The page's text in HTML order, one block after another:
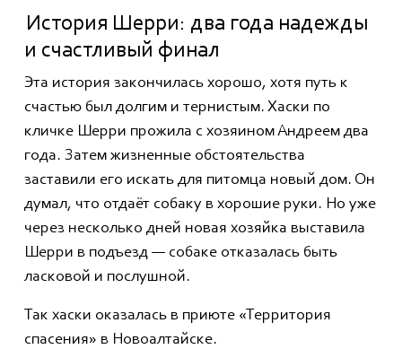
История Шерри: два года надежды
и счастливый финал
Эта история закончилась хорошо, хотя путь к
счастью был долгим и тернистым. Хаски по
кличке Шерри прожила с хозяином Андреем два
года. Затем жизненные обстоятельства
заставили его искать для питомца новый дом. Он
думал, что отдаёт собаку в хорошие руки. Но уже
через несколько дней новая хозяйка выставила
Шерри в подъезд — собаке отказалась быть
ласковой и послушной.
Так хаски оказалась в приюте «Территория
спасения» в Новоалтайске.